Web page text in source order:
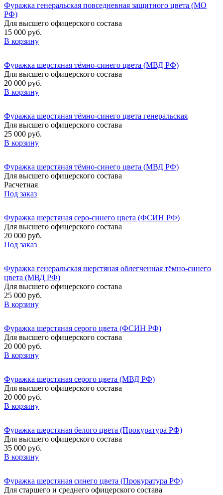
Фуражка генеральская повседневная защитного цвета (МО
РФ)
Для высшего офицерского состава
15 000 руб.
В корзину
Фуражка шерстяная тёмно-синего цвета (МВД РФ)
Для высшего офицерского состава
20 000 руб.
В корзину
Фуражка шерстяная тёмно-синего цвета генеральская
Для высшего офицерского состава
25 000 руб.
В корзину
Фуражка шерстяная тёмно-синего цвета (МВД РФ)
Для высшего офицерского состава
Расчетная
Под заказ
Фуражка шерстяная серо-синего цвета (ФСИН РФ)
Для высшего офицерского состава
20 000 руб.
Под заказ
Фуражка генеральская шерстяная облегченная тёмно-синего
цвета (МВД РФ)
Для высшего офицерского состава
25 000 руб.
В корзину
Фуражка шерстяная серого цвета (ФСИН РФ)
Для высшего офицерского состава
20 000 руб.
В корзину
Фуражка шерстяная серого цвета (МВД РФ)
Для высшего офицерского состава
20 000 руб.
В корзину
Фуражка шерстяная белого цвета (Прокуратура РФ)
Для высшего офицерского состава
35 000 руб.
В корзину
Фуражка шерстяная синего цвета (Прокуратура РФ)
Для старшего и среднего офицерского состава